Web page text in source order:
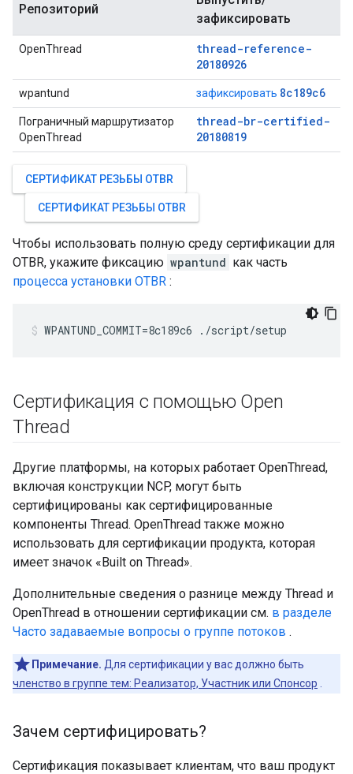
Репозиторий
зафиксировать
OpenThread
thread-reference-
20180926
wpantund зафиксировать 8c189c6
Пограничный маршрутизатор
OpenThread
thread-br-certified-
20180819
СЕРТИФИКАТ РЕЗЬБЫ OTBR
СЕРТИФИКАТ РЕЗЬБЫ OTBR
Чтобы использовать полную среду сертификации для
OTBR, укажите фиксацию wpantund как часть
процесса установки OTBR :
WPANTUND_COMMIT=8c189c6 ./script/setup
Сертификация с помощью Open
Thread
Другие платформы, на которых работает OpenThread,
включая конструкции NCP, могут быть
сертифицированы как сертифицированные
компоненты Thread. OpenThread также можно
использовать для сертификации продукта, которая
имеет значок «Built on Thread».
Дополнительные сведения о разнице между Thread и
OpenThread в отношении сертификации см. в разделе
Часто задаваемые вопросы о группе потоков .
Примечание. Для сертификации у вас должно быть
членство в группе тем: Реализатор, Участник или Спонсор
Зачем сертифицировать?
Сертификация показывает клиентам, что ваш продукт